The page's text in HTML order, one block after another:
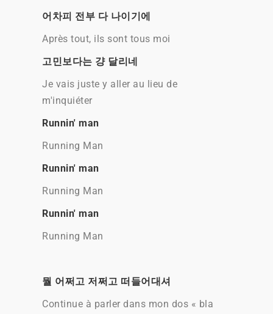
어차피 전부 다 나이기에
Après tout, ils sont tous moi
고민보다는 걍 달리네
Je vais juste y aller au lieu de
m'inquiéter
Runnin' man
Running Man
Runnin' man
Running Man
Runnin' man
Running Man
뭘 어쩌고 저쩌고 떠들어대셔
Continue à parler dans mon dos « bla